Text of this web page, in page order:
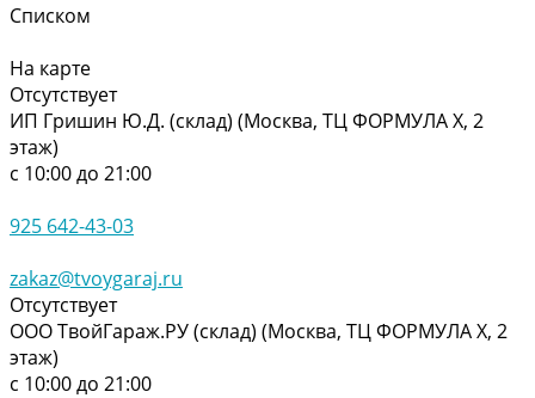
Списком
На карте
Отсутствует
ИП Гришин Ю.Д. (склад) (Москва, ТЦ ФОРМУЛА Х, 2
этаж)
с 10:00 до 21:00
925 642-43-03
zakaz@tvoygaraj.ru
Отсутствует
ООО ТвойГараж.РУ (склад) (Москва, ТЦ ФОРМУЛА Х, 2
этаж)
с 10:00 до 21:00